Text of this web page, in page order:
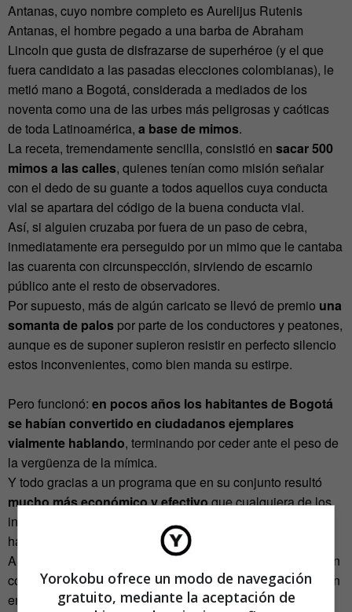
Antanas, cuyo nombre completo es Aurelijus Rutenis
Antanas, el hombre pegado a una barba de Abraham
Lincoln que gusta de disfrazarse de superhéroe (y el que
fuera candidato a las pasadas elecciones colombianas), le
metió mano a Bogotá, considerada a mediados de los
noventa como una de las urbes más peligrosas y caóticas
de toda Latinoamérica, a base de mimos.
La receta, tremendamente sencilla, consistió en sacar 500
mimos a las calles, quienes tenían como misión señalar
con el dedo de su guante a todos aquellos cuya conducta
vial se apartara del código de la buena conducta vial.
Así, si alguien cruzaba por fuera de un paso de cebra,
inmediatamente era perseguido por un mimo que le cantaba
las cuarenta con circunspección, sirviendo de escarnio
público ante el resto de observadores.
Por supuesto, más de algún caricato se llevó de premio una
somanta de palos por parte de los conductores y peatones,
aunque es de suponer supieron resistir en perfecto silencio
estos inconvenientes, como bien manda su estirpe.
Pero funcionó: en pocos años los habitantes de Bogotá
se habían convertido en ciudadanos ejemplares
vialmente hablando, terminando por ceder ante el peso de
la vergüenza de la mímica.
Y todo gracias a un programa que en su conjunto resultó
mucho más económico y efectivoque cualquiera de los
intentos de hacer cumplir las leyes viales anteriores, que
habían fracasado durante muchas generaciones.
Ahora
la pantomima desembarcan en Venezuela
también
con ganas de cambiar las cosas. Las calles de Caracas, sin
embargo, puede que sean más caóticas si cabe que las de
Yorokobu ofrece un modo de navegación
gratuito, mediante la aceptación de